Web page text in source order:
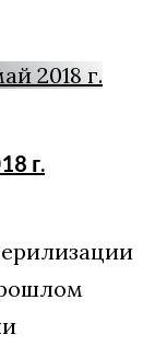
г.